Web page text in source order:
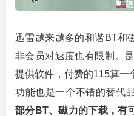
迅雷越来越多的和谐BT和
非会员对速度也有限制。
提供软件，付费的115算一
功能也是一个不错的替代
部分BT、磁力的下载，有